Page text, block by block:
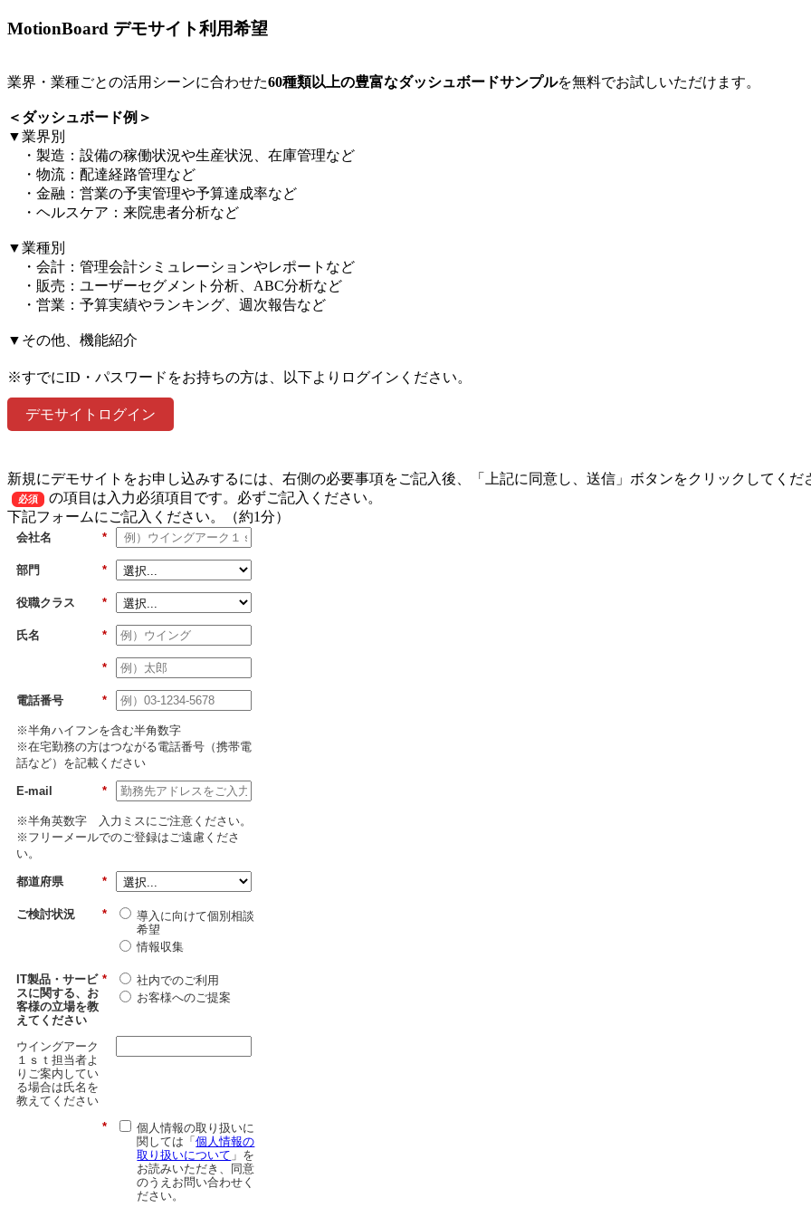
MotionBoard デモサイト利用希望
業界・業種ごとの活用シーンに合わせた60種類以上の豊富なダッシュボードサンプルを無料でお試しいただけます。​
＜ダッシュボード例＞​
▼業界別​
・製造：設備の稼働状況や生産状況、在庫管理など​
・物流：配達経路管理など​
・金融：営業の予実管理や予算達成率など​
・ヘルスケア：来院患者分析など​
▼業種別​
・会計：管理会計シミュレーションやレポートなど​
・販売：ユーザーセグメント分析、ABC分析など​
・営業：予算実績やランキング、週次報告など​
▼その他、機能紹介​
※すでにID・パスワードをお持ちの方は、以下よりログインください。
デモサイトログイン
新規にデモサイトをお申し込みするには、右側の必要事項をご記入後、「上記に同意し、送信」ボタンをクリックしてくだ
必須
の項目は入力必須項目です。必ずご記入ください。
下記フォームにご記入ください。（約1分）
*
会社名
*
部門
*
役職クラス
*
氏名
*
*
電話番号
※半角ハイフンを含む半角数字
※在宅勤務の方はつながる電話番号（携帯電
話など）を記載ください
*
E-mail
※半角英数字 入力ミスにご注意ください。
※フリーメールでのご登録はご遠慮くださ
い。
*
都道府県
*
ご検討状況
導入に向けて個別相談
希望
情報収集
*
IT製品・サービ
スに関する、お
客様の立場を教
えてください
社内でのご利用
お客様へのご提案
ウイングアーク
１ｓｔ担当者よ
りご案内してい
る場合は氏名を
教えてください
*
個人情報の取り扱いに
関しては「個人情報の
取り扱いについて 」を
お読みいただき、同意
のうえお問い合わせく
ださい。